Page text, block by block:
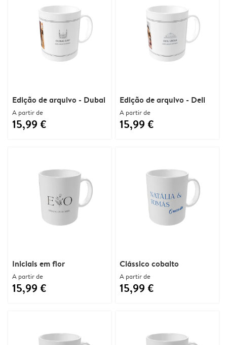
Edição de arquivo - Dubai
A partir de
15,99 €
Edição de arquivo - Deli
A partir de
15,99 €
Iniciais em flor
A partir de
15,99 €
Clássico cobalto
A partir de
15,99 €